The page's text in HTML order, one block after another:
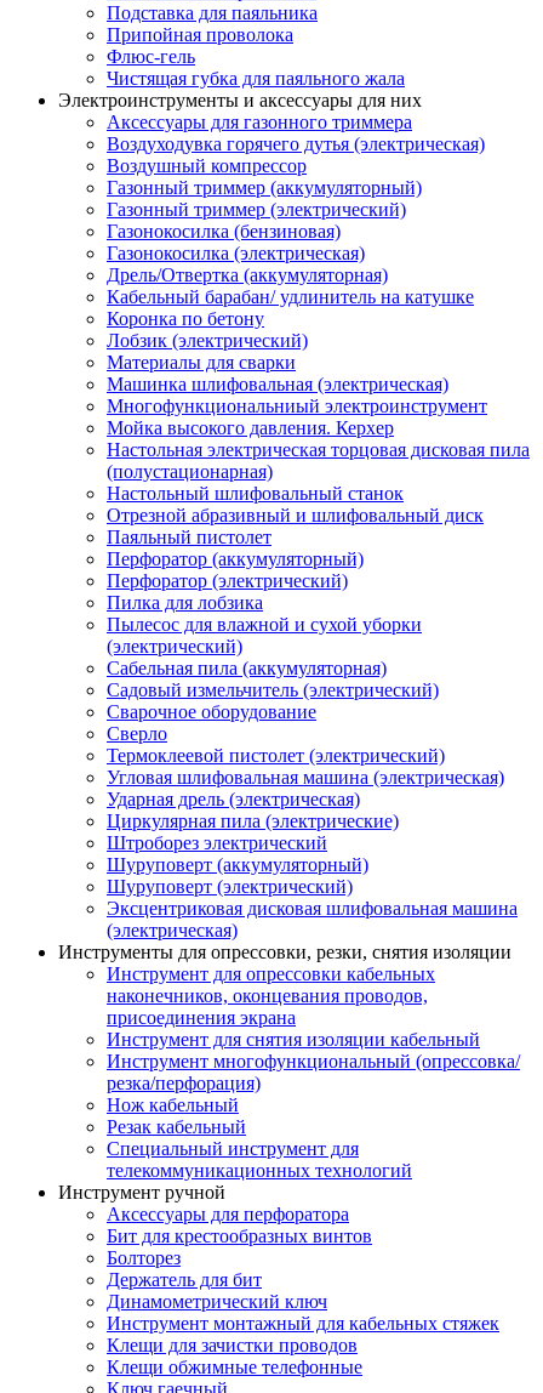
Подставка для паяльника
Припойная проволока
Флюс-гель
Чистящая губка для паяльного жала
Электроинструменты и аксессуары для них
Аксессуары для газонного триммера
Воздуходувка горячего дутья (электрическая)
Воздушный компрессор
Газонный триммер (аккумуляторный)
Газонный триммер (электрический)
Газонокосилка (бензиновая)
Газонокосилка (электрическая)
Дрель/Отвертка (аккумуляторная)
Кабельный барабан/ удлинитель на катушке
Коронка по бетону
Лобзик (электрический)
Материалы для сварки
Машинка шлифовальная (электрическая)
Многофункциональниый электроинструмент
Мойка высокого давления. Керхер
Настольная электрическая торцовая дисковая пила
(полустационарная)
Настольный шлифовальный станок
Отрезной абразивный и шлифовальный диск
Паяльный пистолет
Перфоратор (аккумуляторный)
Перфоратор (электрический)
Пилка для лобзика
Пылесос для влажной и сухой уборки
(электрический)
Сабельная пила (аккумуляторная)
Садовый измельчитель (электрический)
Сварочное оборудование
Сверло
Термоклеевой пистолет (электрический)
Угловая шлифовальная машина (электрическая)
Ударная дрель (электрическая)
Циркулярная пила (электрические)
Штроборез электрический
Шуруповерт (аккумуляторный)
Шуруповерт (электрический)
Эксцентриковая дисковая шлифовальная машина
(электрическая)
Инструменты для опрессовки, резки, снятия изоляции
Инструмент для опрессовки кабельных
наконечников, оконцевания проводов,
присоединения экрана
Инструмент для снятия изоляции кабельный
Инструмент многофункциональный (опрессовка/
резка/перфорация)
Нож кабельный
Резак кабельный
Специальный инструмент для
телекоммуникационных технологий
Инструмент ручной
Аксессуары для перфоратора
Бит для крестообразных винтов
Болторез
Держатель для бит
Динамометрический ключ
Инструмент монтажный для кабельных стяжек
Клещи для зачистки проводов
Клещи обжимные телефонные
Ключ гаечный